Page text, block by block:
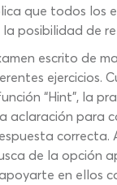
que todos los
posibilidad de
escrito de
ejercicios.
“Hint”, la
para
de la
en